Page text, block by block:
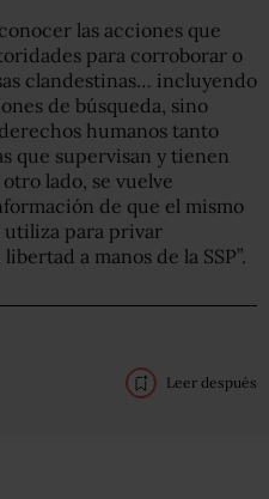
las acciones que
para corroborar o
clandestinas… incluyendo
de búsqueda, sino
humanos tanto
que supervisan y tienen
lado, se vuelve
de que el mismo
utiliza para privar
a manos de la SSP”.
Leer después